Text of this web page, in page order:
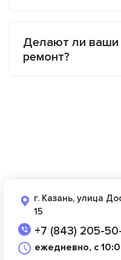
Делают ли ваши
ремонт?
г. Казань, улица
15
+7 (843) 205-
ежедневно, с